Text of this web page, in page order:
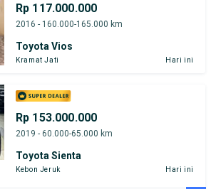
Rp 117.000.000
2016 - 160.000-165.000 km
Toyota Vios
Kramat Jati Hari ini
Rp 153.000.000
2019 - 60.000-65.000 km
Toyota Sienta
Kebon Jeruk Hari ini